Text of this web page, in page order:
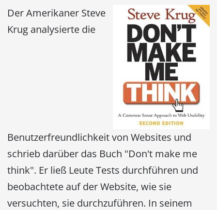
Der Amerikaner Steve
Krug analysierte die
Benutzerfreundlichkeit von Websites und
schrieb darüber das Buch "Don't make me
think". Er ließ Leute Tests durchführen und
beobachtete auf der Website, wie sie
versuchten, sie durchzuführen. In seinem